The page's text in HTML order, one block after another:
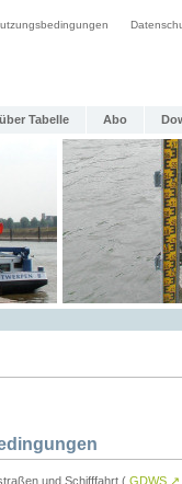
Tabelle Abo
und Schifffahrt ( GDWS ↗